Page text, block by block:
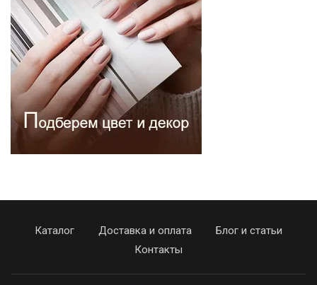
Каталог Доставка и оплата
Блог и статьи
Контакты